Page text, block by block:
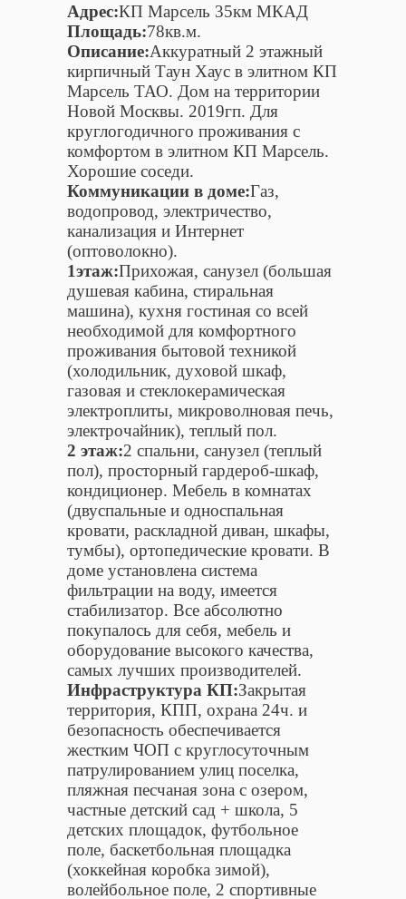
Адрес:КП Марсель 35км МКАД
Площадь:78кв.м.
Описание:Аккуратный 2 этажный
кирпичный Таун Хаус в элитном КП
Марсель ТАО. Дом на территории
Новой Москвы. 2019гп. Для
круглогодичного проживания с
комфортом в элитном КП Марсель.
Хорошие соседи.
Коммуникации в доме:Газ,
водопровод, электричество,
канализация и Интернет
(оптоволокно).
1этаж:Прихожая, санузел (большая
душевая кабина, стиральная
машина), кухня гостиная со всей
необходимой для комфортного
проживания бытовой техникой
(холодильник, духовой шкаф,
газовая и стеклокерамическая
электроплиты, микроволновая печь,
электрочайник), теплый пол.
2 этаж:2 спальни, санузел (теплый
пол), просторный гардероб-шкаф,
кондиционер. Мебель в комнатах
(двуспальные и односпальная
кровати, раскладной диван, шкафы,
тумбы), ортопедические кровати. В
доме установлена система
фильтрации на воду, имеется
стабилизатор. Все абсолютно
покупалось для себя, мебель и
оборудование высокого качества,
самых лучших производителей.
Инфраструктура КП:Закрытая
территория, КПП, охрана 24ч. и
безопасность обеспечивается
жестким ЧОП с круглосуточным
патрулированием улиц поселка,
пляжная песчаная зона с озером,
частные детский сад + школа, 5
детских площадок, футбольное
поле, баскетбольная площадка
(хоккейная коробка зимой),
волейбольное поле, 2 спортивные